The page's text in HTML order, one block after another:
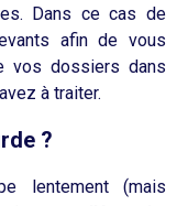
Dans ce cas de
afin de vous
vos dossiers dans
à traiter.
?
lentement (mais